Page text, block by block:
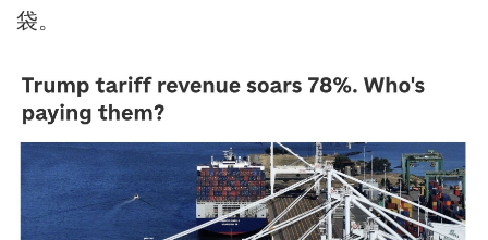
袋。